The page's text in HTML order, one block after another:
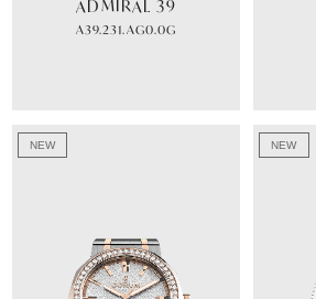
ADMIRAL 39
A39.231.AG0.0G
NEW NEW